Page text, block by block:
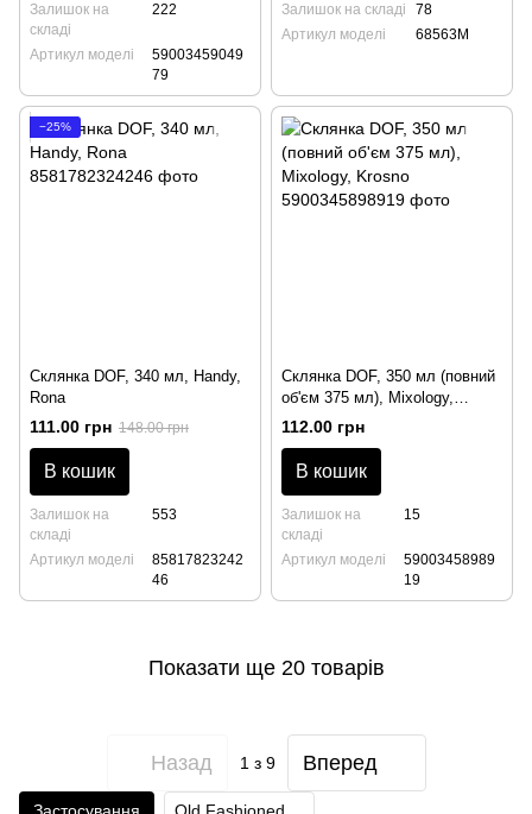
Залишок на
складі
222
Артикул моделі
59003459049
79
Залишок на складі
78
Артикул моделі
68563M
−25%
Склянка DOF, 340 мл, Handy,
Rona
111.00 грн 148.00 грн
В кошик
Залишок на
складі
553
Артикул моделі
85817823242
46
Склянка DOF, 350 мл (повний
об'єм 375 мл), Mixology,
Krosno
112.00 грн
В кошик
Залишок на
складі
15
Артикул моделі
59003458989
19
Показати ще 20 товарів
Назад 1з 9 Вперед